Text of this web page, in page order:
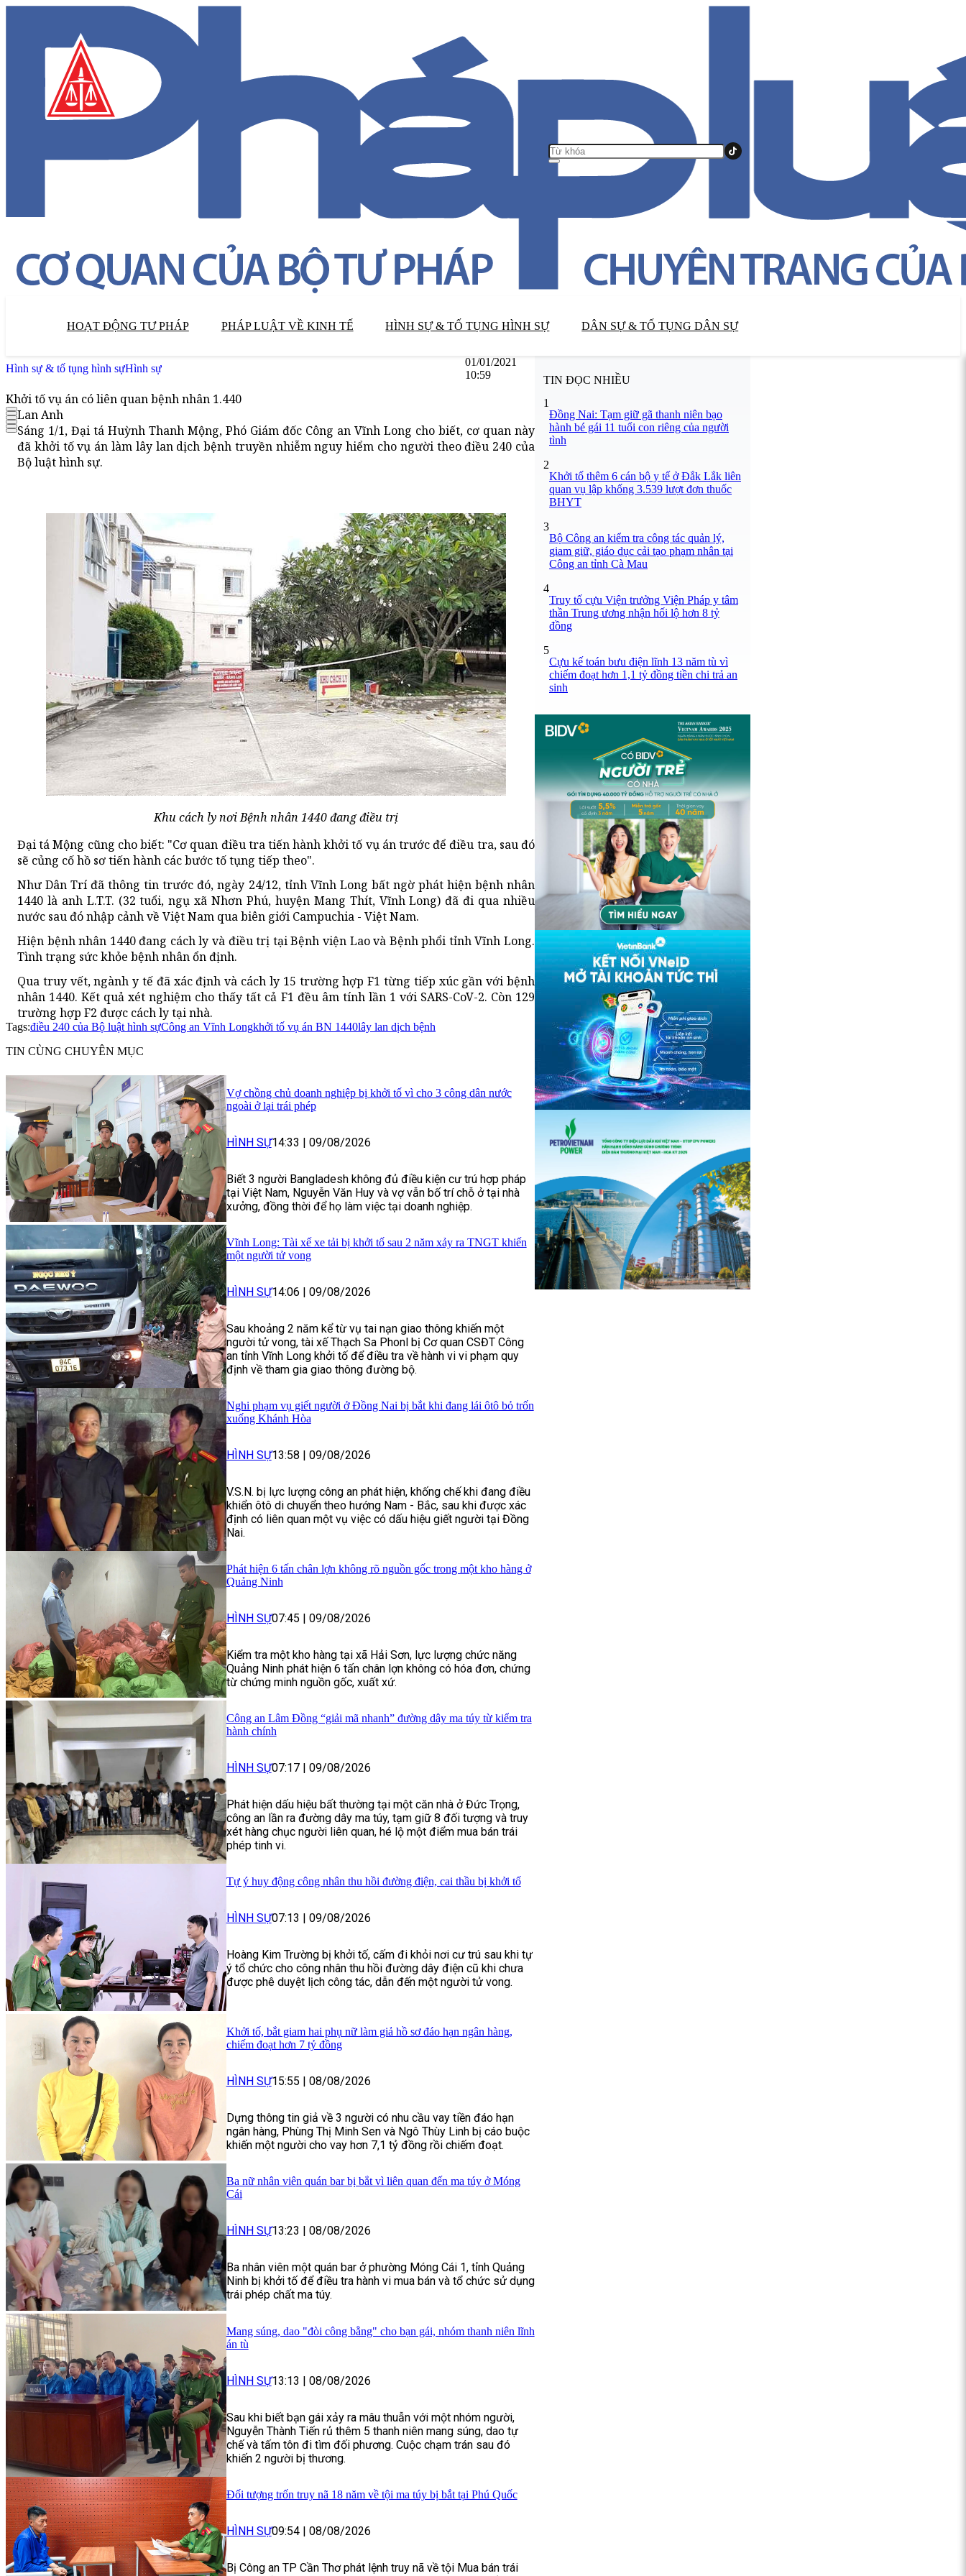
HOẠT ĐỘNG TƯ PHÁP PHÁP LUẬT VỀ KINH TẾ HÌNH SỰ & TỐ TỤNG HÌNH SỰ DÂN SỰ & TỐ TỤNG DÂN SỰ
Hình sự & tố tụng hình sựHình sự
01/01/2021
10:59
Khởi tố vụ án có liên quan bệnh nhân 1.440
Lan Anh
Sáng 1/1, Đại tá Huỳnh Thanh Mộng, Phó Giám đốc Công an Vĩnh Long cho biết, cơ quan này
đã khởi tố vụ án làm lây lan dịch bệnh truyền nhiễm nguy hiểm cho người theo điều 240 của
Bộ luật hình sự.
Khu cách ly nơi Bệnh nhân 1440 đang điều trị
Đại tá Mộng cũng cho biết: "Cơ quan điều tra tiến hành khởi tố vụ án trước để điều tra, sau đó
sẽ củng cố hồ sơ tiến hành các bước tố tụng tiếp theo".
Như Dân Trí đã thông tin trước đó, ngày 24/12, tỉnh Vĩnh Long bất ngờ phát hiện bệnh nhân
1440 là anh L.T.T. (32 tuổi, ngụ xã Nhơn Phú, huyện Mang Thít, Vĩnh Long) đã đi qua nhiều
nước sau đó nhập cảnh về Việt Nam qua biên giới Campuchia - Việt Nam.
Hiện bệnh nhân 1440 đang cách ly và điều trị tại Bệnh viện Lao và Bệnh phổi tỉnh Vĩnh Long.
Tình trạng sức khỏe bệnh nhân ổn định.
Qua truy vết, ngành y tế đã xác định và cách ly 15 trường hợp F1 từng tiếp xúc gần với bệnh
nhân 1440. Kết quả xét nghiệm cho thấy tất cả F1 đều âm tính lần 1 với SARS-CoV-2. Còn 129
trường hợp F2 được cách ly tại nhà.
Tags:điều 240 của Bộ luật hình sựCông an Vĩnh Longkhởi tố vụ án BN 1440lây lan dịch bệnh
TIN CÙNG CHUYÊN MỤC
Vợ chồng chủ doanh nghiệp bị khởi tố vì cho 3 công dân nước
ngoài ở lại trái phép
HÌNH SỰ14:33 | 09/08/2026
Biết 3 người Bangladesh không đủ điều kiện cư trú hợp pháp
tại Việt Nam, Nguyễn Văn Huy và vợ vẫn bố trí chỗ ở tại nhà
xưởng, đồng thời để họ làm việc tại doanh nghiệp.
Vĩnh Long: Tài xế xe tải bị khởi tố sau 2 năm xảy ra TNGT khiến
một người tử vong
HÌNH SỰ14:06 | 09/08/2026
Sau khoảng 2 năm kể từ vụ tai nạn giao thông khiến một
người tử vong, tài xế Thạch Sa Phonl bị Cơ quan CSĐT Công
an tỉnh Vĩnh Long khởi tố để điều tra về hành vi vi phạm quy
định về tham gia giao thông đường bộ.
Nghi phạm vụ giết người ở Đồng Nai bị bắt khi đang lái ôtô bỏ trốn
xuống Khánh Hòa
HÌNH SỰ13:58 | 09/08/2026
V.S.N. bị lực lượng công an phát hiện, khống chế khi đang điều
khiển ôtô di chuyển theo hướng Nam - Bắc, sau khi được xác
định có liên quan một vụ việc có dấu hiệu giết người tại Đồng
Nai.
Phát hiện 6 tấn chân lợn không rõ nguồn gốc trong một kho hàng ở
Quảng Ninh
HÌNH SỰ07:45 | 09/08/2026
Kiểm tra một kho hàng tại xã Hải Sơn, lực lượng chức năng
Quảng Ninh phát hiện 6 tấn chân lợn không có hóa đơn, chứng
từ chứng minh nguồn gốc, xuất xứ.
Công an Lâm Đồng “giải mã nhanh” đường dây ma túy từ kiểm tra
hành chính
HÌNH SỰ07:17 09/08/2026
Phát hiện dấu hiệu bất thường tại một căn nhà ở Đức Trọng,
công an lần ra đường dây ma túy, tạm giữ 8 đối tượng và truy
xét hàng chục người liên quan, hé lộ một điểm mua bán trái
phép tinh vi.
Tự ý huy động công nhân thu hồi đường điện, cai thầu bị khởi tố
HÌNH SỰ07:13 09/08/2026
Hoàng Kim Trường bị khởi tố, cấm đi khỏi nơi cư trú sau khi tự
ý tổ chức cho công nhân thu hồi đường dây điện cũ khi chưa
được phê duyệt lịch công tác, dẫn đến một người tử vong.
Khởi tố, bắt giam hai phụ nữ làm giả hồ sơ đáo hạn ngân hàng,
chiếm đoạt hơn 7 tỷ đồng
HÌNH SỰ15:55 | 08/08/2026
Dựng thông tin giả về 3 người có nhu cầu vay tiền đáo hạn
ngân hàng, Phùng Thị Minh Sen và Ngô Thùy Linh bị cáo buộc
khiến một người cho vay hơn 7,1 tỷ đồng rồi chiếm đoạt.
Ba nữ nhân viên quán bar bị bắt vì liên quan đến ma túy ở Móng
Cái
HÌNH SỰ13:23 08/08/2026
Ba nhân viên một quán bar ở phường Móng Cái 1, tỉnh Quảng
Ninh bị khởi tố để điều tra hành vi mua bán và tổ chức sử dụng
trái phép chất ma túy.
Mang súng, dao "đòi công bằng" cho bạn gái, nhóm thanh niên lĩnh
án tù
HÌNH SỰ13:13 | 08/08/2026
Sau khi biết bạn gái xảy ra mâu thuẫn với một nhóm người,
Nguyễn Thành Tiến rủ thêm 5 thanh niên mang súng, dao tự
chế và tấm tôn đi tìm đối phương. Cuộc chạm trán sau đó
khiến 2 người bị thương.
Đối tượng trốn truy nã 18 năm về tội ma túy bị bắt tại Phú Quốc
HÌNH SỰ09:54 | 08/08/2026
Bị Công an TP Cần Thơ phát lệnh truy nã về tội Mua bán trái
TIN ĐỌC NHIỀU
1
Đồng Nai: Tạm giữ gã thanh niên bạo
hành bé gái 11 tuổi con riêng của người
tình
2
Khởi tố thêm 6 cán bộ y tế ở Đắk Lắk liên
quan vụ lập khống 3.539 lượt đơn thuốc
BHYT
3
Bộ Công an kiểm tra công tác quản lý,
giam giữ, giáo dục cải tạo phạm nhân tại
Công an tỉnh Cà Mau
4
Truy tố cựu Viện trưởng Viện Pháp y tâm
thần Trung ương nhận hối lộ hơn 8 tỷ
đồng
5
Cựu kế toán bưu điện lĩnh 13 năm tù vì
chiếm đoạt hơn 1,1 tỷ đồng tiền chi trả an
sinh